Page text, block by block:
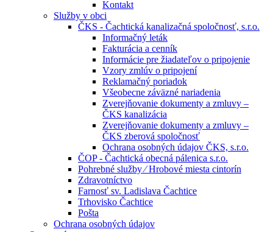
Kontakt
Služby v obci
ČKS - Čachtická kanalizačná spoločnosť, s.r.o.
Informačný leták
Fakturácia a cenník
Informácie pre žiadateľov o pripojenie
Vzory zmlúv o pripojení
Reklamačný poriadok
Všeobecne záväzné nariadenia
Zverejňovanie dokumenty a zmluvy –
ČKS kanalizácia
Zverejňovanie dokumenty a zmluvy –
ČKS zberová spoločnosť
Ochrana osobných údajov ČKS, s.r.o.
ČOP - Čachtická obecná pálenica s.r.o.
Pohrebné služby ⁄ Hrobové miesta cintorín
Zdravotníctvo
Farnosť sv. Ladislava Čachtice
Trhovisko Čachtice
Pošta
Ochrana osobných údajov